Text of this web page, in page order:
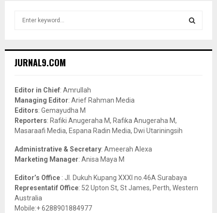
h
o
r
:
JURNAL9.COM
Editor in Chief: Amrullah
Managing Editor: Arief Rahman Media
Editors: Gemayudha M
Reporters: Rafiki Anugeraha M, Rafika Anugeraha M,
Masaraafi Media, Espana Radin Media, Dwi Utariningsih
Administrative & Secretary: Ameerah Alexa
Marketing Manager: Anisa Maya M
Editor’s Office : Jl. Dukuh Kupang XXXI no.46A Surabaya
Representatif Office: 52 Upton St, St James, Perth, Western
Australia
Mobile:+ 6288901884977